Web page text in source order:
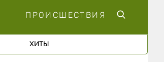
ПРОИСШЕСТВИЯ
ХИТЫ